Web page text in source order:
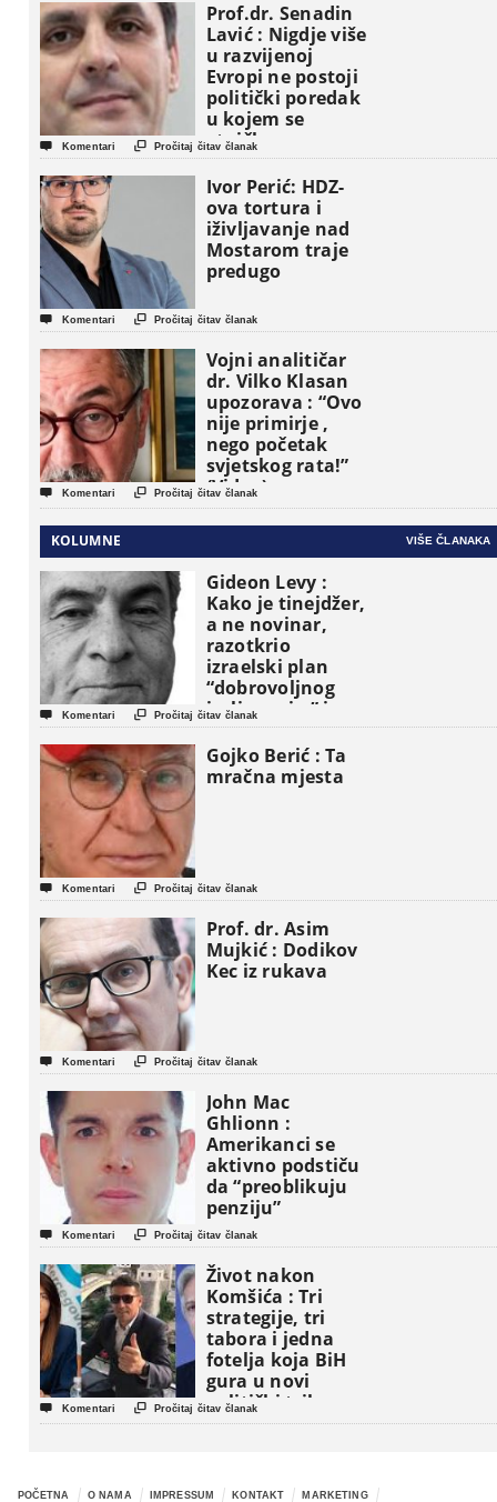
Prof.dr. Senadin
Lavić : Nigdje više
u razvijenoj
Evropi ne postoji
politički poredak
u kojem se
etničke grupe
pojavljuju kao
osnovne
političke jedinice
 Komentari  Pročitaj čitav članak
Ivor Perić: HDZ-
ova tortura i
iživljavanje nad
Mostarom traje
predugo
 Komentari  Pročitaj čitav članak
Vojni analitičar
dr. Vilko Klasan
upozorava : “Ovo
nije primirje ,
nego početak
svjetskog rata!”
(Video)
 Komentari  Pročitaj čitav članak
KOLUMNE VIŠE ČLANAKA
Gideon Levy :
Kako je tinejdžer,
a ne novinar,
razotkrio
izraelski plan
“dobrovoljnog
iseljavanja ” iz
Gaze
 Komentari  Pročitaj čitav članak
Gojko Berić : Ta
mračna mjesta
 Komentari  Pročitaj čitav članak
Prof. dr. Asim
Mujkić : Dodikov
Kec iz rukava
 Komentari  Pročitaj čitav članak
John Mac
Ghlionn :
Amerikanci se
aktivno podstiču
da “preoblikuju
penziju”
 Komentari  Pročitaj čitav članak
Život nakon
Komšića : Tri
strategije, tri
tabora i jedna
fotelja koja BiH
gura u novi
politički triler
 Komentari  Pročitaj čitav članak
POČETNA O NAMA IMPRESSUM KONTAKT MARKETING